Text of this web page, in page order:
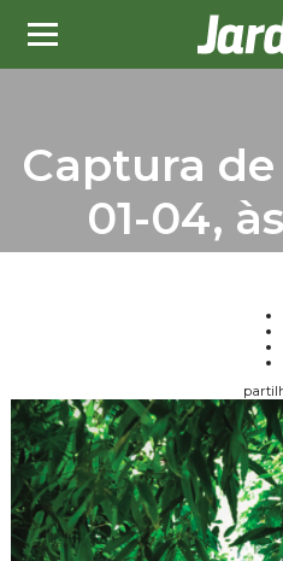
Captura de
01-04,